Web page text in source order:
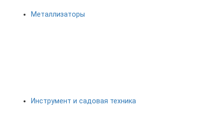
Металлизаторы
Инструмент и садовая техника